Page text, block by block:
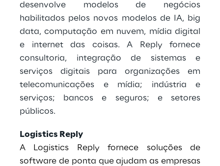
desenvolve modelos de negócios
habilitados pelos novos modelos de IA, big
data, computação em nuvem, mídia digital
e internet das coisas. A Reply fornece
consultoria, integração de sistemas e
serviços digitais para organizações em
telecomunicações e mídia; indústria e
serviços; bancos e seguros; e setores
públicos.
Logistics Reply
A Logistics Reply fornece soluções de
software de ponta que ajudam as empresas